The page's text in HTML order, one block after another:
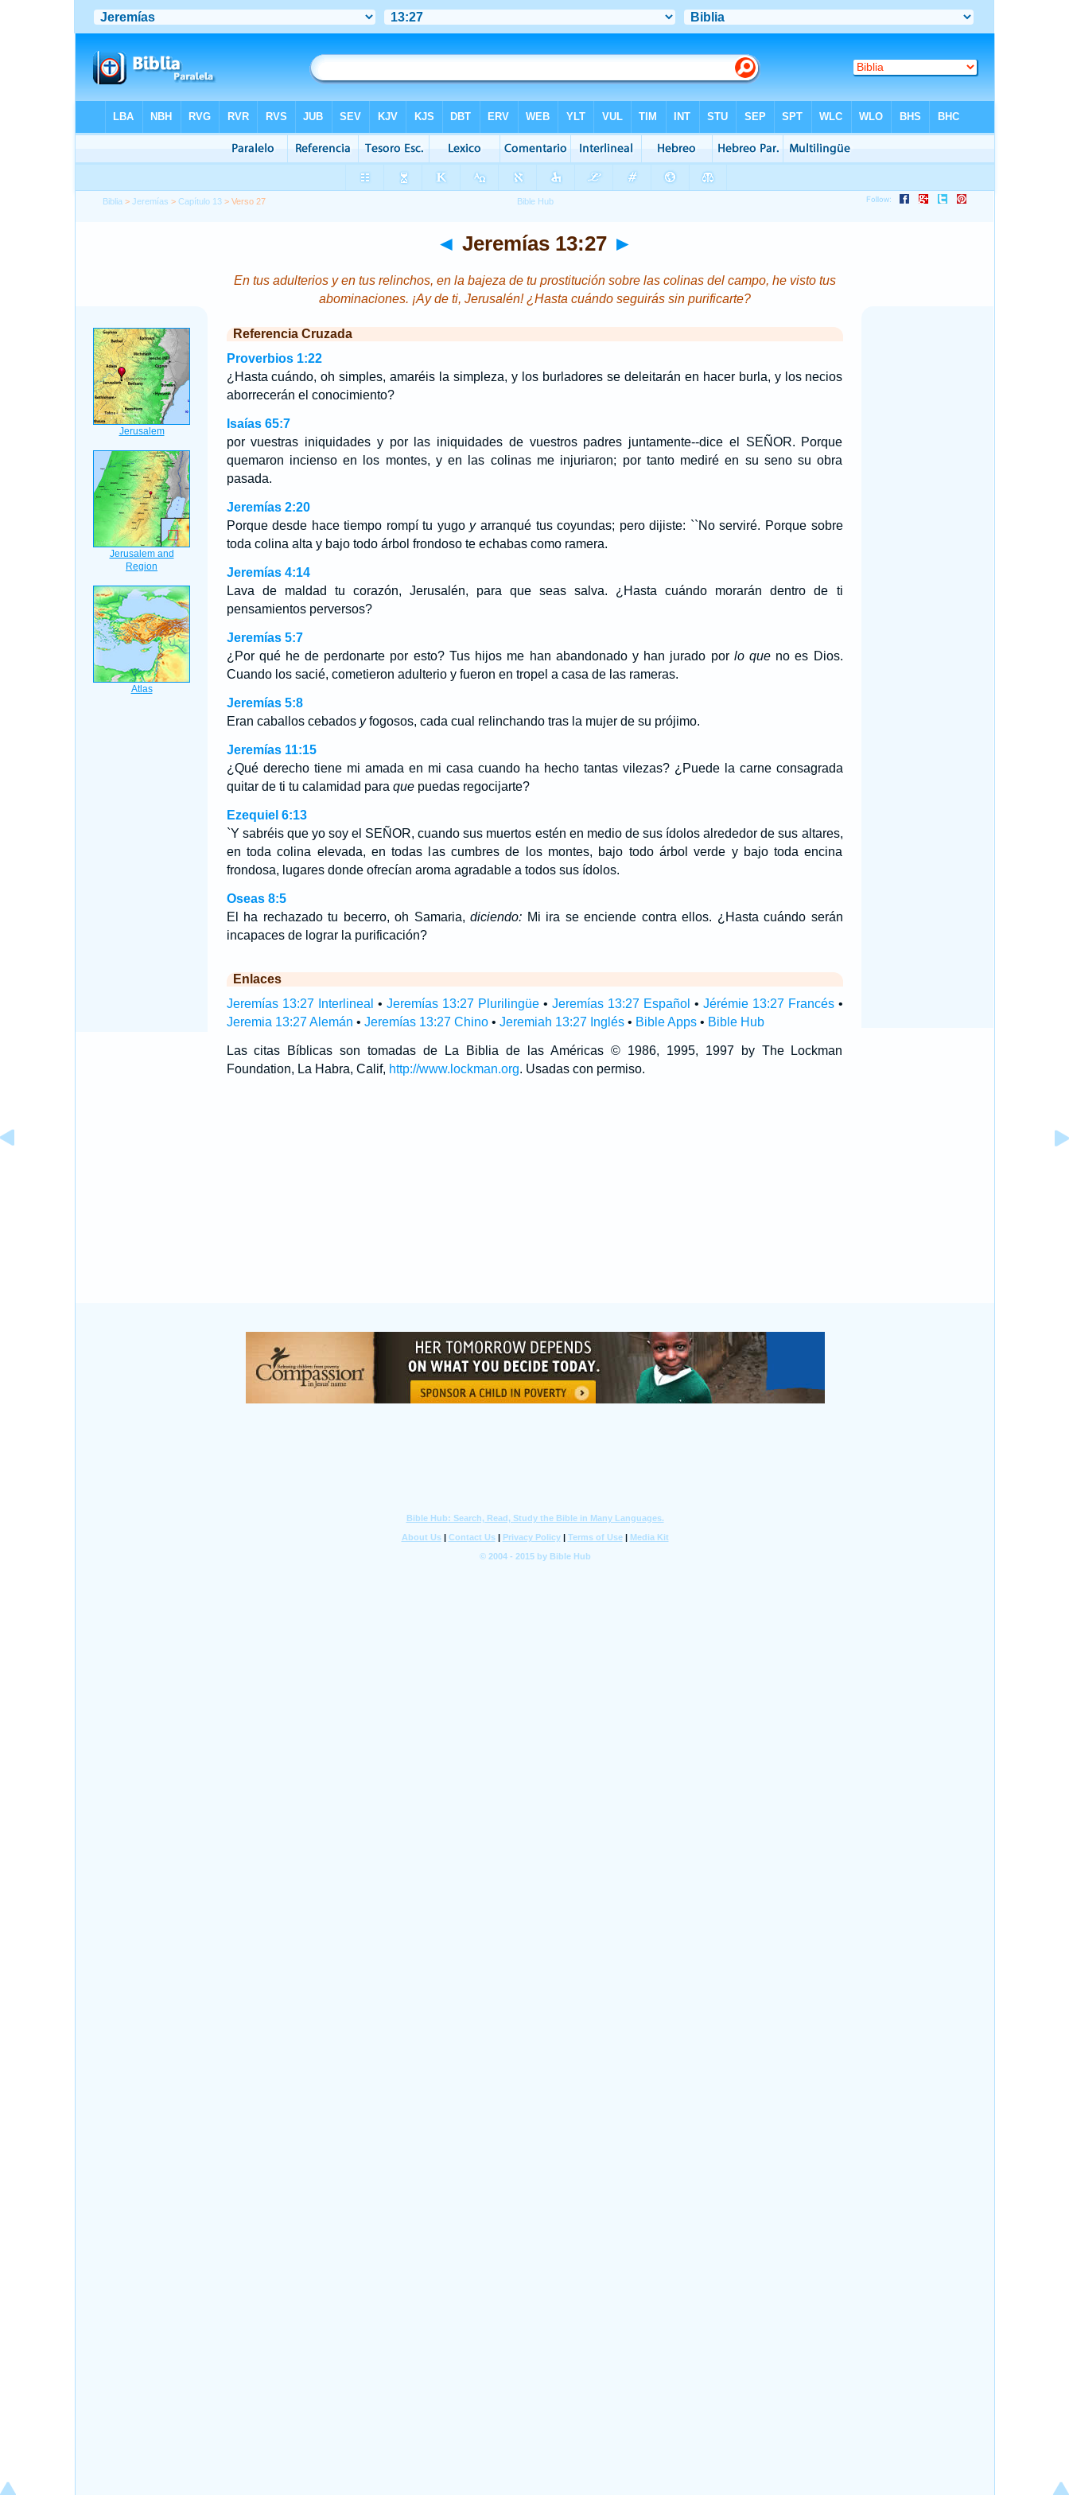
Biblia >Jeremías >Capítulo 13 > Verso 27
◄ Jeremías 13:27 ►
Entus adulterios yentus relinchos, enla bajeza de tu prostitución sobre las colinas del campo, he visto tus
abominaciones. ¡Ay de ti, Jerusalén! ¿Hasta cuándo seguirás sin purificarte?
Referencia Cruzada
Proverbios 1:22
¿Hasta cuándo, oh simples, amaréis la simpleza, y los burladores se deleitarán en hacer burla, y los necios
aborrecerán el conocimiento?
Isaías 65:7
por vuestras iniquidades y por las iniquidades de vuestros padres juntamente--dice el SEÑOR. Porque
quemaron incienso en los montes, y en las colinas me injuriaron; por tanto mediré en su seno su obra
pasada.
Jeremías 2:20
Porque desde hace tiempo rompí tu yugo yarranqué tus coyundas; pero dijiste: ``No serviré. Porque sobre
toda colina alta y bajo todo árbol frondoso te echabas como ramera.
Jeremías 4:14
Lava de maldad tu corazón, Jerusalén, para que seas salva. ¿Hasta cuándo morarán dentro de ti
pensamientos perversos?
Jeremías 5:7
¿Por qué he de perdonarte por esto? Tus hijos me han abandonado y han jurado por lo queno es Dios.
Cuando los sacié, cometieron adulterio y fueron en tropel a casa de las rameras.
Jeremías 5:8
Eran caballos cebados yfogosos, cada cual relinchando tras la mujer de su prójimo.
Jeremías 11:15
¿Qué derecho tiene mi amada en mi casa cuando ha hecho tantas vilezas? ¿Puede la carne consagrada
quitar de ti tu calamidad para quepuedas regocijarte?
Ezequiel 6:13
`Y sabréis que yo soy el SEÑOR, cuando sus muertos estén en medio de sus ídolos alrededor de sus altares,
en toda colina elevada, en todas las cumbres de los montes, bajo todo árbol verde y bajo toda encina
frondosa, lugares donde ofrecían aroma agradable a todos sus ídolos.
Oseas 8:5
El ha rechazado tu becerro, oh Samaria, diciendo: Mi ira se enciende contra ellos. ¿Hasta cuándo serán
incapaces de lograr la purificación?
Enlaces
Jeremías 13:27 Interlineal • Jeremías 13:27 Plurilingüe• Jeremías 13:27 Español • Jérémie 13:27 Francés•
Jeremia 13:27 Alemán • Jeremías 13:27 Chino• Jeremiah 13:27 Inglés• Bible Apps• Bible Hub
Las citas Bíblicas son tomadas de La Biblia de las Américas © 1986, 1995, 1997 by The Lockman
Foundation, La Habra, Calif, http://www.lockman.org. Usadas con permiso.